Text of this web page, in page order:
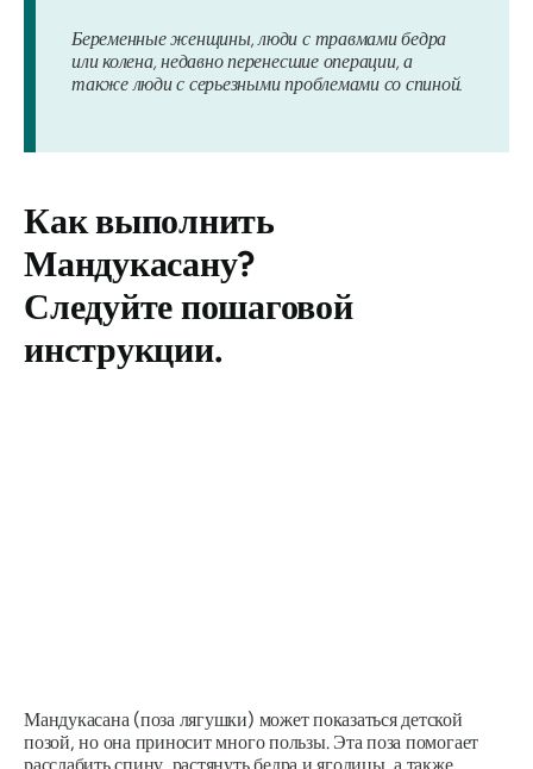
Беременные женщины, люди с травмами бедра
или колена, недавно перенесшие операции, а
также люди с серьезными проблемами со спиной.
Как выполнить
Мандукасану?
Следуйте пошаговой
инструкции.
Мандукасана(поза лягушки) может показаться детской
позой, но она приносит много пользы. Эта поза помогает